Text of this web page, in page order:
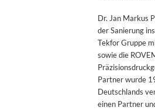
Dr. Jan Markus
der Sanierung
Tekfor Gruppe
sowie die
Partner wurde
Deutschlands
einen Partner